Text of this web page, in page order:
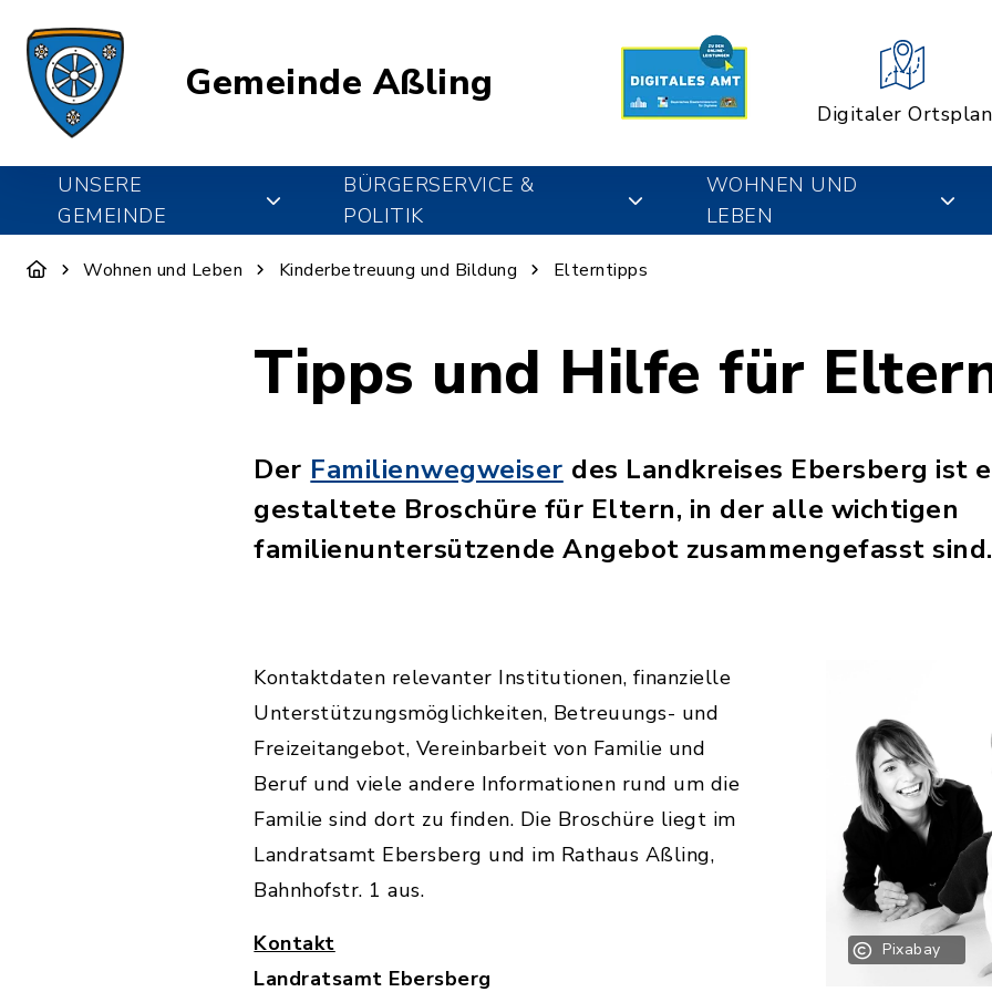
Gemeinde Aßling
Digitaler Ortsplan
UNSERE
GEMEINDE
BÜRGERSERVICE &
POLITIK
WOHNEN UND
LEBEN
Wohnen und Leben Kinderbetreuung und Bildung Elterntipps
Tipps und Hilfe für
Der Familienwegweiser des Landkreises Ebersberg ist
gestaltete Broschüre für Eltern, in der alle wichtigen
familienuntersützende Angebot zusammengefasst sind.
Pixabay
Kontaktdaten relevanter Institutionen, finanzielle
Unterstützungsmöglichkeiten, Betreuungs- und
Freizeitangebot, Vereinbarbeit von Familie und
Beruf und viele andere Informationen rund um die
Familie sind dort zu finden. Die Broschüre liegt im
Landratsamt Ebersberg und im Rathaus Aßling,
Bahnhofstr. 1 aus.
Kontakt
Landratsamt Ebersberg